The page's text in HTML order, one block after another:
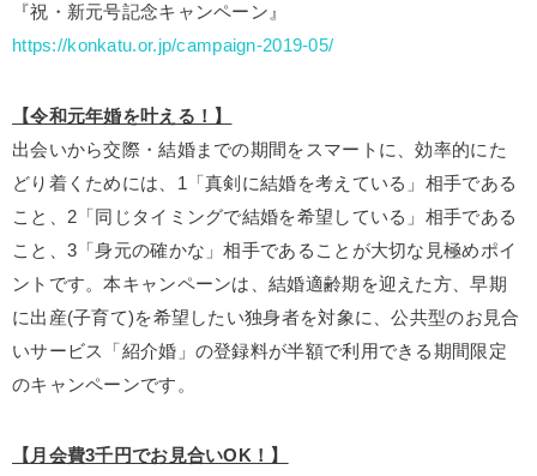
『祝・新元号記念キャンペーン』
https://konkatu.or.jp/campaign-2019-05/
【令和元年婚を叶える！】
出会いから交際・結婚までの期間をスマートに、効率的にた
どり着くためには、1「真剣に結婚を考えている」相手である
こと、2「同じタイミングで結婚を希望している」相手である
こと、3「身元の確かな」相手であることが大切な見極めポイ
ントです。本キャンペーンは、結婚適齢期を迎えた方、早期
に出産(子育て)を希望したい独身者を対象に、公共型のお見合
いサービス「紹介婚」の登録料が半額で利用できる期間限定
のキャンペーンです。
【月会費3千円でお見合いOK！】